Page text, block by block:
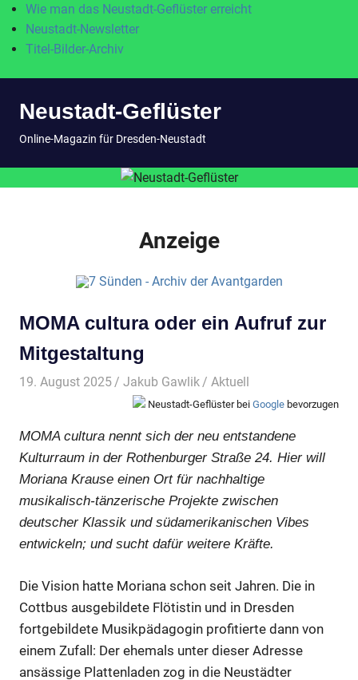
Wie man das Neustadt-Geflüster erreicht
Neustadt-Newsletter
Titel-Bilder-Archiv
InhaltNeustadt-Geflüster
Online-Magazin für Dresden-Neustadt
Anzeige
MOMA cultura oder ein Aufruf zur
Mitgestaltung
19. August 2025 Jakub Gawlik Aktuell
Neustadt-Geflüster bei Google bevorzugen
MOMA cultura nennt sich der neu entstandene
Kulturraum in der Rothenburger Straße 24. Hier will
Moriana Krause einen Ort für nachhaltige
musikalisch-tänzerische Projekte zwischen
deutscher Klassik und südamerikanischen Vibes
entwickeln; und sucht dafür weitere Kräfte.
Die Vision hatte Moriana schon seit Jahren. Die in
Cottbus ausgebildete Flötistin und in Dresden
fortgebildete Musikpädagogin profitierte dann von
einem Zufall: Der ehemals unter dieser Adresse
ansässige Plattenladen zog in die Neustädter